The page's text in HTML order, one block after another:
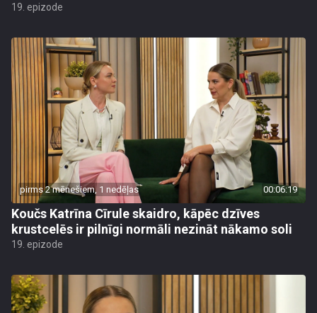
19. epizode
pirms 2 mēnešiem, 1 nedēļas 00:06:19
Koučs Katrīna Cīrule skaidro, kāpēc dzīves
krustcelēs ir pilnīgi normāli nezināt nākamo soli
19. epizode